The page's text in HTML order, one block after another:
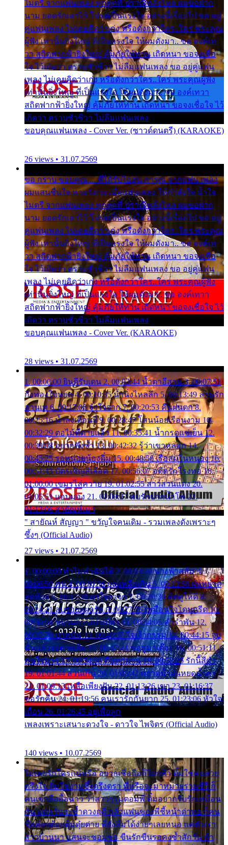
ไมตรี จากแฟนเพลง ทุกทุกที่ ปราณีหลั่งไหล ผมขอฝาก
นาม ยอดรักเอาไว้ โปรดเป็นแรงใจ อย่างนี้เรื่อยไป ขอ อยู่
คู่แฟนเพลง ไม่เคยคิดว่าเก่ง หรือดังกว่าใคร..ใคร พระคุณ
ผู้ฟัง เท่านั้นยิ่งใหญ่ ที่เป็นแรงใจ ให้ผมดังมา.. ขอ องค์เท
วา สถิตฟากฟ้ายิ่งใหญ่ คุ้มภัยให้ท่าน เถิดหนา ขอจงเชื่อ
ใจ ไว้เถิดว่า ตราบชั่วชีวา ไม่ลืมแฟนเพลง ขอ อยู่คู่แฟน
เพลง ไม่เคยคิดว่าเก่ง หรือดังกว่าใคร..ใคร พระคุณผู้ฟัง
เท่านั้นยิ่งใหญ่ ที่เป็นแรงใจ ให้ผมดังมา.. ขอ องค์เทวา
สถิตฟากฟ้ายิ่งใหญ่ คุ้มภัยให้ท่าน เถิดหนา ขอจงเชื่อใจ ไว้
เถิดว่า ตราบชั่วชีวา ไม่ลืมแฟนเพลง
ขอบคุณแฟนเพลง - Cover Ver. (ซาวด์ดนตรี) (KARAOKE)
26 views • 31.07.2569
ขอ กราบ ขอบคุณ.... ที่ได้รับไออุ่น การุณ จากแฟน เพลง
ผมแสนชื่นใจ หายวังเวง เมื่อแฟนเพลง ให้กำลังใจ น้ำใจ
ไมตรี จากแฟนเพลง ทุกทุกที่ ปราณีหลั่งไหล ผมขอฝาก
นาม ยอดรักเอาไว้ โปรดเป็นแรงใจ อย่างนี้เรื่อยไป ขอ อยู่
คู่แฟนเพลง ไม่เคยคิดว่าเก่ง หรือดังกว่าใคร..ใคร พระคุณ
ผู้ฟัง เท่านั้นยิ่งใหญ่ ที่เป็นแรงใจ ให้ผมดังมา.. ขอ องค์เท
วา สถิตฟากฟ้ายิ่งใหญ่ คุ้มภัยให้ท่าน เถิดหนา ขอจงเชื่อ
ใจ ไว้เถิดว่า ตราบชั่วชีวา ไม่ลืมแฟนเพลง ขอ อยู่คู่แฟน
เพลง ไม่เคยคิดว่าเก่ง หรือดังกว่าใคร..ใคร พระคุณผู้ฟัง
เท่านั้นยิ่งใหญ่ ที่เป็นแรงใจ ให้ผมดังมา.. ขอ องค์เทวา
สถิตฟากฟ้ายิ่งใหญ่ คุ้มภัยให้ท่าน เถิดหนา ขอจงเชื่อใจ ไว้
เถิดว่า ตราบชั่วชีวา ไม่ลืมแฟนเพลง
ขอบคุณแฟนเพลง - Cover Ver. (KARAOKE)
28 views • 31.07.2569
1. 00:00:00 ยินดีรับเดน 2. 00:03:44 น้ำตาอีสาน 3. 00:07:51
กิ่งทองใบหยก 4. 00:10:35 น้ำนิ่งไหลลึก 5. 00:13:49 ลานรัก
ลานเท 6. 00:17:06 จำใจจาก 7. 00:20:53 คืนฝนตก 8.
00:25:16 น้ำลงเดือนยี่ 9. 00:28:47 โสนน้อยเรือนงาม 10.
00:32:29 ตอไม้ที่ตายแล้ว 11. 00:35:41 น้ำกรดแช่เย็น 12.
00:39:08 อยากฟังซ้ำ 13. 00:42:32 รู้ว่าเขาหลอก 14.
00:45:25 รอหน่อยน้องติ๋ม 15. 00:48:56 เรือล่มในหนอง 16.
00:51:43 บัตรเชิญสีเลือด 17. 00:56:07 อดีตรักโรงทอ 18.
01:00:00 เขมรไล่ควาย 19. 01:02:55 สาวสวนแตง 20.
01:05:51 แอบมอง 21. 01:09:27 พบรักปากน้ำโพ 22.
01:13:06 สายัณห์เมา
" สายัณห์ สัญญา " ขวัญใจคนเดิม - รวมเพลงดังเพราะๆ
ซึ้งๆ (Official Audio)
27 views • 21.07.2569
1. 00:00:00 ทำไมทำฉันได้ 2. 00:03:20 นางฟ้าสลัม 3.
00:06:50 คน 4. 00:10:36 บุญเหลือเกิน 5. 00:13:58 ฝนหยาด
สุดท้าย 6. 00:17:30 ยาใจยาจก 7. 00:20:30 คิดดูให้ดี 8.
00:24:21 ลบรอยแผลรัก 9. 00:27:35 เหมือนใจโดนกรีด 10.
00:30:54 ขบวนการเปาเปียว 11. 00:34:05 คำรำพัน 12.
00:37:20 ปาหนัน 13. 00:40:37 ใจเจ้ากรรม 14. 00:44:15 จูบ
ฉันแล้วจงตายเสีย 15. 00:47:24 ขอสูมาเต๊อะ 16. 00:51:11
คนใจมาร 17. 00:54:50 คืนทรมาน 18. 00:58:25 รักนี้สีดำ
19. 01:01:44 ส่วนเกิน 20. 01:05:42 หยาดน้ำฝนหยดน้ำตา
21. 01:09:13 เหลือเพียงฝัน 22. 01:13:26 เขา 23. 01:16:37
ขอรักคืน 24. 01:19:56 คนเรารักกันยาก 25. 01:23:06 หัวใจ
เถื่อน 26. 01:26:45 อยู่เพื่อลูก
เพลงเพราะเสนาะดวงใจ - ดาวใจ ไพจิตร (Official Audio)
140 views • 10.07.2569
ไม่เคยรักใครแน่หรือ อยากเชื่อถือก็ไม่กล้า ติ๋มใช่คนสวย
ตรึงใจ ติ๋มใช่งามซึ้งตรึงตรา พี่หรือจะมาหมายร่วมชีวี ก็
คนเขาลืออื้อฉาว ว่าสาวๆรุมตอมพี่ ติ๋มอยากรับรักเหมือน
กัน แต่หวั่นจะช้ำดวงฤดี กลัวแฟนของพี่ชี้หน้าด่าทอ ก็คน
ชื่อต๋อยต้อยตุ้มตุ๋ยต่าย พี่ยังลืมได้ง่ายๆเลยหนอ แค่ตัวเรา
สาวบ้านนา แสนจะซอมซ่อ ขืนรักขืนรอคงช้ำสักวัน ถ้า